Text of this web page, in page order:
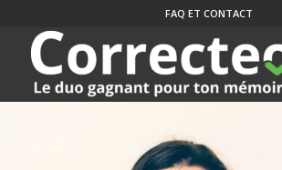
FAQ ET CONTACT